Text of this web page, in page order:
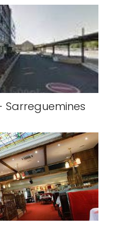
Sarreguemines